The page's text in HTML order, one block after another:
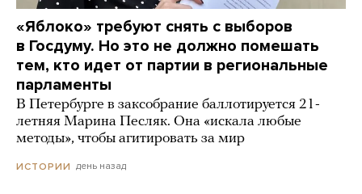
«Яблоко» требуют снять с выборов
в Госдуму. Но это не должно помешать
тем, кто идет от партии в региональные
парламенты
В Петербурге в заксобрание баллотируется 21-
летняя Марина Песляк. Она «искала любые
методы», чтобы агитировать за мир
ИСТОРИИ день назад